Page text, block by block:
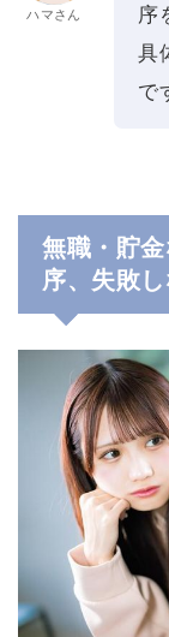
ハマさん
序
具
で
無職・貯
序、失敗